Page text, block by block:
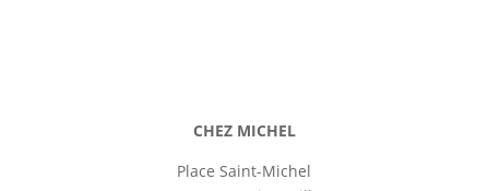
CHEZ MICHEL
Place Saint-Michel